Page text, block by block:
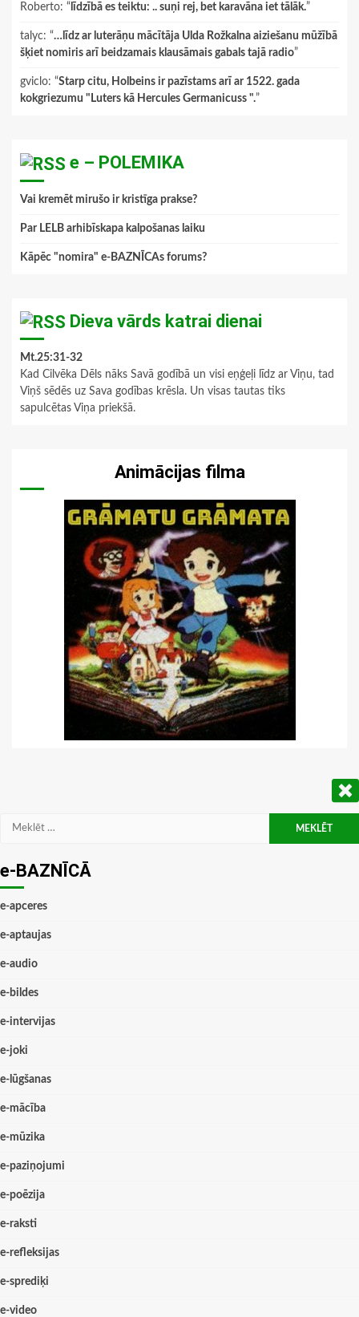
Roberto: “ līdzībā es teiktu: .. suņi rej, bet karavāna iet tālāk.”
talyc: “…līdz ar luterāņu mācītāja Ulda Rožkalna aiziešanu mūžībā
šķiet nomiris arī beidzamais klausāmais gabals tajā radio”
gviclo: “Starp citu, Holbeins ir pazīstams arī ar 1522. gada
kokgriezumu "Luters kā Hercules Germanicuss ".”
e – POLEMIKA
Vai kremēt mirušo ir kristīga prakse?
Par LELB arhibīskapa kalpošanas laiku
Kāpēc "nomira" e-BAZNĪCAs forums?
Dieva vārds katrai dienai
Mt.25:31-32
Kad Cilvēka Dēls nāks Savā godībā un visi eņģeļi līdz ar Viņu, tad
Viņš sēdēs uz Sava godības krēsla. Un visas tautas tiks
sapulcētas Viņa priekšā.
Animācijas filma
Meklēt:
e-BAZNĪCĀ
e-apceres
e-aptaujas
e-audio
e-bildes
e-intervijas
e-joki
e-lūgšanas
e-mācība
e-mūzika
e-paziņojumi
e-poēzija
e-raksti
e-refleksijas
e-sprediķi
e-video